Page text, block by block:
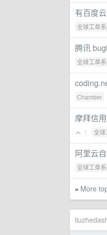
有百度
全球工单
腾讯
全球工单
Chamber
摩拜信
1 全球
阿里云
全球工单
» More